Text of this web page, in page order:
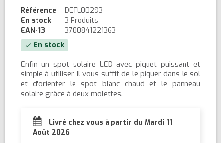
Référence
DETL00293
En stock
3 Produits
EAN-13
3700841221363
check En stock
Enfin un spot solaire LED avec piquet puissant et
simple à utiliser. Il vous suffit de le piquer dans le sol
et d'orienter le spot blanc chaud et le panneau
solaire grâce à deux molettes.
Livré chez vous à partir du Mardi 11
Août 2026